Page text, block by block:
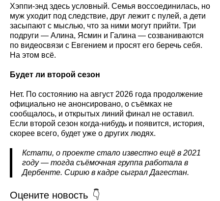
Хэппи-энд здесь условный. Семья воссоединилась, но
муж уходит под следствие, друг лежит с пулей, а дети
засыпают с мыслью, что за ними могут прийти. Три
подруги — Алина, Ясмин и Галина — созваниваются
по видеосвязи с Евгением и просят его беречь себя.
На этом всё.
Будет ли второй сезон
Нет. По состоянию на август 2026 года продолжение
официально не анонсировано, о съёмках не
сообщалось, и открытых линий финал не оставил.
Если второй сезон когда-нибудь и появится, история,
скорее всего, будет уже о других людях.
Кстати, о проекте стало известно ещё в 2021
году — тогда съёмочная группа работала в
Дербенте. Сирию в кадре сыграл Дагестан.
Оцените новость